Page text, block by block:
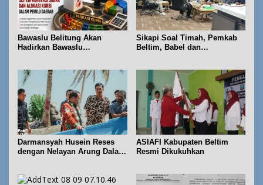
Bawaslu Belitung Akan
Hadirkan Bawaslu
Kursi
Sikapi Soal Timah, Pemkab
Beltim, Babel dan
Darmansyah Husein Reses
dengan Nelayan Arung Dalam
ASIAFI Kabupaten Beltim
Resmi Dikukuhkan